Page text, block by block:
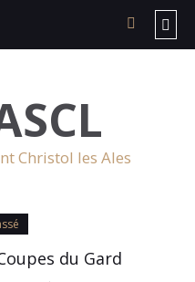
Christol les Ales
du Gard